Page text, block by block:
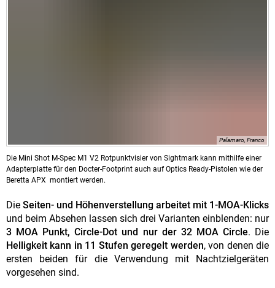
Palamaro, Franco
Die Mini Shot M-Spec M1 V2 Rotpunktvisier von Sightmark kann mithilfe einer
Adapterplatte für den Docter-Footprint auch auf Optics Ready-Pistolen wie der
Beretta APX montiert werden.
Die Seiten- und Höhenverstellung arbeitet mit 1-MOA-Klicks
und beim Absehen lassen sich drei Varianten einblenden: nur
3 MOA Punkt, Circle-Dot und nur der 32 MOA Circle. Die
Helligkeit kann in 11 Stufen geregelt werden, von denen die
ersten beiden für die Verwendung mit Nachtzielgeräten
vorgesehen sind.